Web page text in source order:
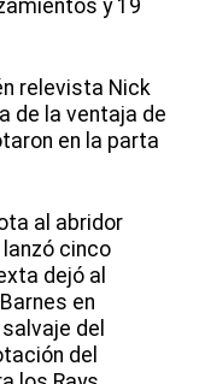
y 19
relevista Nick
de la ventaja de
en la parta
al abridor
lanzó cinco
dejó al
en
del
del